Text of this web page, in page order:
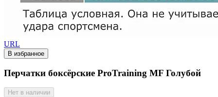
URL
В избранное
Перчатки боксёрские ProTraining MF Голубой
Нет в наличии